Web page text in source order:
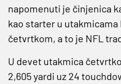
napomenuti je činjenica
kao starter u utakmicama
četvrtkom, a to je NFL
U devet utakmica
2,605 yardi uz 24